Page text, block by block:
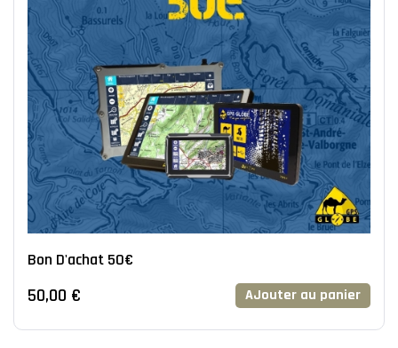
Bon D'achat 50€
50,00 € AJouter au panier